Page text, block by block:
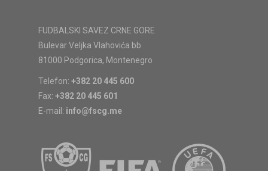
FUDBALSKI SAVEZ CRNE GORE
Bulevar Veljka Vlahovića bb
81000 Podgorica, Montenegro
Telefon: +382 20 445 600
Fax: +382 20 445 601
E-mail: info@fscg.me